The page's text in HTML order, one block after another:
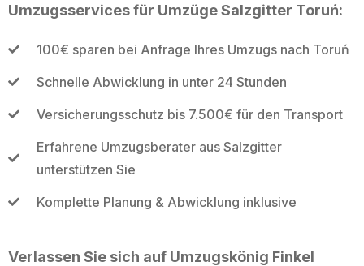
Umzugsservices für Umzüge Salzgitter Toruń:
100€ sparen bei Anfrage Ihres Umzugs nach Toruń
Schnelle Abwicklung in unter 24 Stunden
Versicherungsschutz bis 7.500€ für den Transport
Erfahrene Umzugsberater aus Salzgitter
unterstützen Sie
Komplette Planung & Abwicklung inklusive
Verlassen Sie sich auf Umzugskönig Finkel